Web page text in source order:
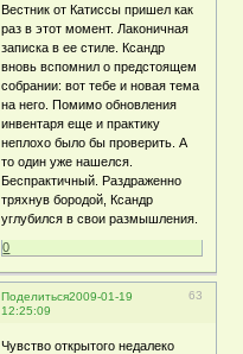
Вестник от Катиссы пришел как
раз в этот момент. Лаконичная
записка в ее стиле. Ксандр
вновь вспомнил о предстоящем
собрании: вот тебе и новая тема
на него. Помимо обновления
инвентаря еще и практику
неплохо было бы проверить. А
то один уже нашелся.
Беспрактичный. Раздраженно
тряхнув бородой, Ксандр
углубился в свои размышления.
0
Поделиться 63
2009-01-19
12:25:09
Чувство открытого недалеко